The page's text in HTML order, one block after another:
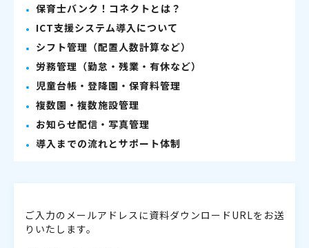
保育士バンク！コネクトとは？
ICT支援システム導入について
シフト管理（配置人数計算など）
労務管理（勤怠・残業・有休など）
児童台帳・登降園・保育料管理
複数園・複数施設管理
お知らせ配信・写真管理
導入までの流れとサポート体制
ご入力のメールアドレスに資料ダウンロードURLをお送
りいたします。